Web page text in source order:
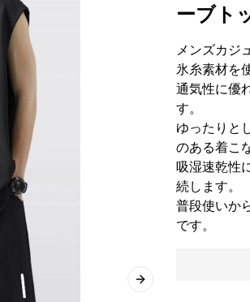
Next slide
ーブト
メンズカジ
氷糸素材を
通気性に優
す。
ゆったりと
のある着こ
吸湿速乾性
続します。
普段使いか
です。